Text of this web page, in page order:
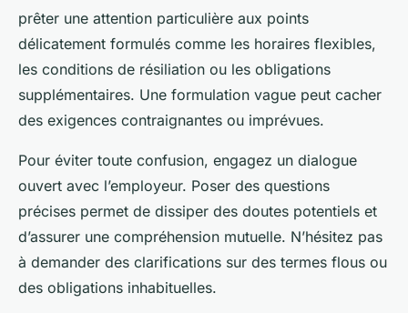
prêter une attention particulière aux points
délicatement formulés comme les horaires flexibles,
les conditions de résiliation ou les obligations
supplémentaires. Une formulation vague peut cacher
des exigences contraignantes ou imprévues.
Pour éviter toute confusion, engagez un dialogue
ouvert avec l’employeur. Poser des questions
précises permet de dissiper des doutes potentiels et
d’assurer une compréhension mutuelle. N’hésitez pas
à demander des clarifications sur des termes flous ou
des obligations inhabituelles.